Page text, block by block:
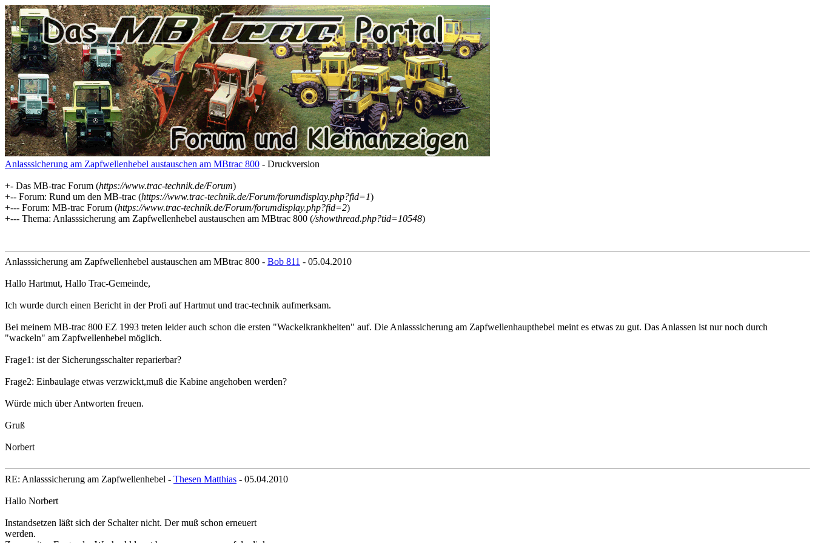
Anlasssicherung am Zapfwellenhebel austauschen am MBtrac 800 - Druckversion
+- Das MB-trac Forum (https://www.trac-technik.de/Forum)
+-- Forum: Rund um den MB-trac (https://www.trac-technik.de/Forum/forumdisplay.php?fid=1)
+--- Forum: MB-trac Forum (https://www.trac-technik.de/Forum/forumdisplay.php?fid=2)
+--- Thema: Anlasssicherung am Zapfwellenhebel austauschen am MBtrac 800 (/showthread.php?tid=10548)
Anlasssicherung am Zapfwellenhebel austauschen am MBtrac 800 - Bob 811 - 05.04.2010
Hallo Hartmut, Hallo Trac-Gemeinde,
Ich wurde durch einen Bericht in der Profi auf Hartmut und trac-technik aufmerksam.
Bei meinem MB-trac 800 EZ 1993 treten leider auch schon die ersten "Wackelkrankheiten" auf. Die Anlasssicherung am Zapfwellenhaupthebel meint es etwas zu gut. Das Anlassen ist nur noch durch
"wackeln" am Zapfwellenhebel möglich.
Frage1: ist der Sicherungsschalter reparierbar?
Frage2: Einbaulage etwas verzwickt,muß die Kabine angehoben werden?
Würde mich über Antworten freuen.
Gruß
Norbert
RE: Anlasssicherung am Zapfwellenhebel - Thesen Matthias - 05.04.2010
Hallo Norbert
Instandsetzen läßt sich der Schalter nicht. Der muß schon erneuert
werden.